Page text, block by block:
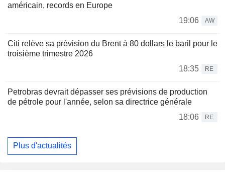
américain, records en Europe
19:06
AW
Citi relève sa prévision du Brent à 80 dollars le baril pour le
troisième trimestre 2026
18:35
RE
Petrobras devrait dépasser ses prévisions de production
de pétrole pour l'année, selon sa directrice générale
18:06
RE
Plus d'actualités